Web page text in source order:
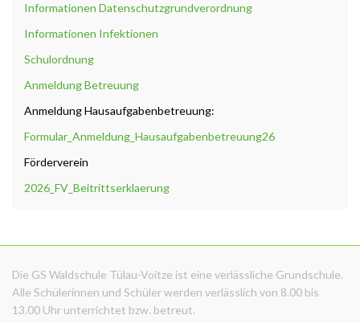
Informationen Datenschutzgrundverordnung
Informationen Infektionen
Schulordnung
Anmeldung Betreuung
Anmeldung Hausaufgabenbetreuung:
Formular_Anmeldung_Hausaufgabenbetreuung26
Förderverein
2026_FV_Beitrittserklaerung
Die GS Waldschule Tülau-Voitze ist eine verlässliche Grundschule.
Alle Schülerinnen und Schüler werden verlässlich von 8.00 bis
13.00 Uhr unterrichtet bzw. betreut.